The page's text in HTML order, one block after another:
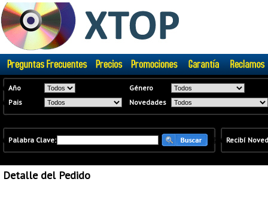
� Año
Género
� Pais Novedades
� Palabra Clave: � � Recibí
Detalle del Pedido